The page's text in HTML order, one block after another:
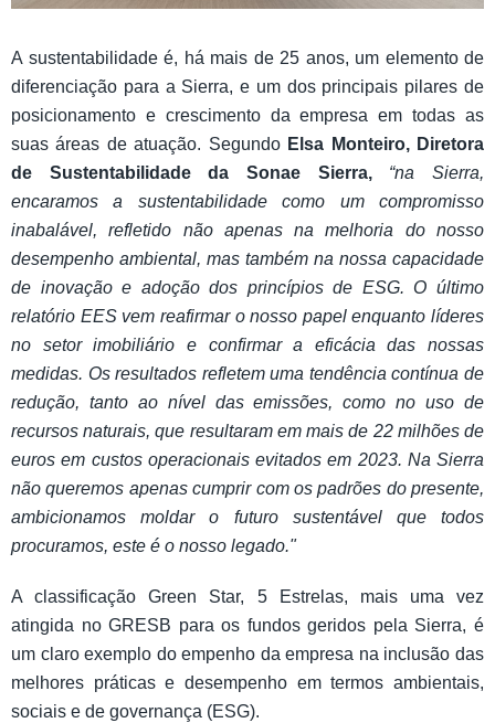
A sustentabilidade é, há mais de 25 anos, um elemento de
diferenciação para a Sierra, e um dos principais pilares de
posicionamento e crescimento da empresa em todas as
suas áreas de atuação. Segundo Elsa Monteiro, Diretora
de Sustentabilidade da Sonae Sierra,
“na Sierra,
encaramos a sustentabilidade como um compromisso
inabalável, refletido não apenas na melhoria do nosso
desempenho ambiental, mas também na nossa capacidade
de inovação e adoção dos princípios de ESG. O último
relatório EES vem reafirmar o nosso papel enquanto líderes
no setor imobiliário e confirmar a eficácia das nossas
medidas. Os resultados refletem uma tendência contínua de
redução, tanto ao nível das emissões, como no uso de
recursos naturais, que resultaram em mais de 22 milhões de
euros em custos operacionais evitados em 2023. Na Sierra
não queremos apenas cumprir com os padrões do presente,
ambicionamos moldar o futuro sustentável que todos
procuramos, este é o nosso legado."
A classificação Green Star, 5 Estrelas, mais uma vez
atingida no GRESB para os fundos geridos pela Sierra, é
um claro exemplo do empenho da empresa na inclusão das
melhores práticas e desempenho em termos ambientais,
sociais e de governança (ESG).